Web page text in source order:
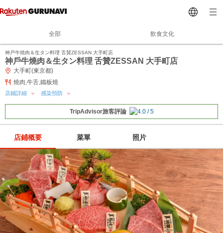
全部 飲食文化
神戸牛焼肉＆生タン料理 舌賛ZESSAN 大手町店
神戶牛燒肉＆生タン料理 舌贊ZESSAN 大手町店
大手町(東京都)
燒肉,牛舌,鐵板燒
店鋪詳細 感染預防
TripAdvisor旅客評論
店鋪概要 菜單 照片